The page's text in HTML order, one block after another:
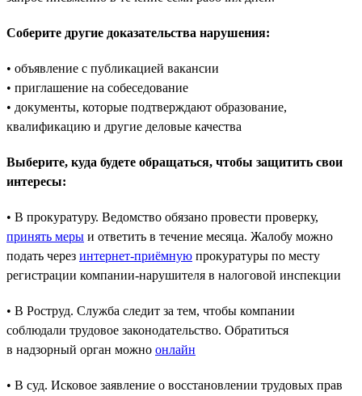
Соберите другие доказательства нарушения:
• объявление с публикацией вакансии
• приглашение на собеседование
• документы, которые подтверждают образование,
квалификацию и другие деловые качества
Выберите, куда будете обращаться, чтобы защитить свои
интересы:
• В прокуратуру. Ведомство обязано провести проверку,
принять меры и ответить в течение месяца. Жалобу можно
подать через интернет-приёмную прокуратуры по месту
регистрации компании-нарушителя в налоговой инспекции
• В Роструд. Служба следит за тем, чтобы компании
соблюдали трудовое законодательство. Обратиться
в надзорный орган можно онлайн
• В суд. Исковое заявление о восстановлении трудовых прав